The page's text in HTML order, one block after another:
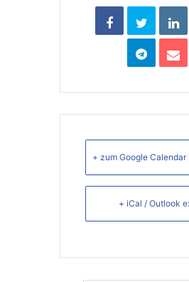
+ zum Google
+ iCal / Outlook